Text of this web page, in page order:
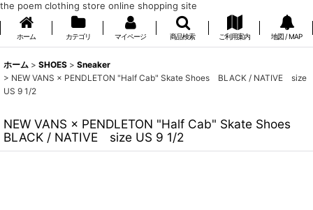
the poem clothing store online shopping site
ホーム カテゴリ マイページ 商品検索 ご利用案内 地図 / MAP
ホーム > SHOES > Sneaker
> NEW VANS × PENDLETON "Half Cab" Skate Shoes BLACK / NATIVE size
US 9 1/2
NEW VANS × PENDLETON "Half Cab" Skate Shoes
BLACK / NATIVE size US 9 1/2